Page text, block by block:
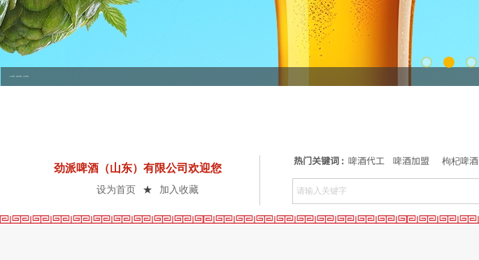
设为首页 ★ 加入收藏
劲派啤酒（山东）有限公司欢迎您
热门关键词 : 啤酒代工 啤酒加盟 枸杞啤酒